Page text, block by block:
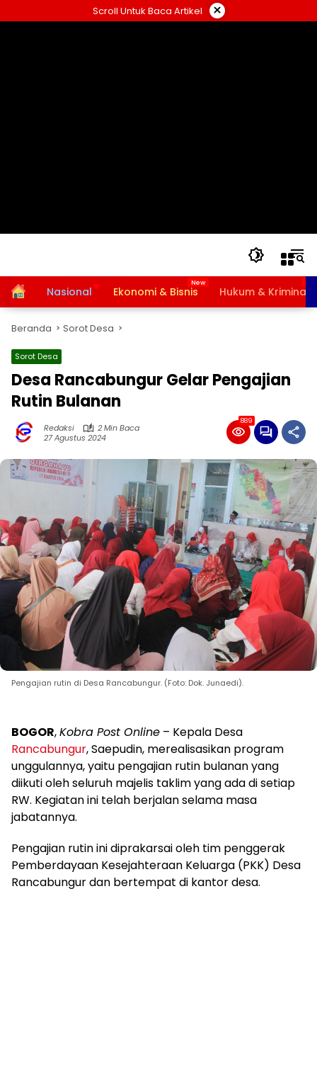
ke
Scroll Untuk Baca Artikel ×
HomeNasional Ekonomi & Bisnis Hukum & Kriminal
Beranda Sorot Desa
Sorot Desa
Desa Rancabungur Gelar Pengajian
Rutin Bulanan
Redaksi
2 Min Baca
27 Agustus 2024
889
Pengajian rutin di Desa Rancabungur. (Foto: Dok. Junaedi).
BOGOR,Kobra Post Online – Kepala Desa
Rancabungur, Saepudin, merealisasikan program
unggulannya, yaitu pengajian rutin bulanan yang
diikuti oleh seluruh majelis taklim yang ada di setiap
RW. Kegiatan ini telah berjalan selama masa
jabatannya.
Pengajian rutin ini diprakarsai oleh tim penggerak
Pemberdayaan Kesejahteraan Keluarga (PKK) Desa
Rancabungur dan bertempat di kantor desa.